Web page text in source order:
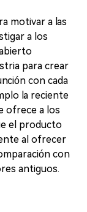
motivar a las
a los
para crear
con cada
la reciente
ofrece a los
el producto
al ofrecer
con
antiguos.